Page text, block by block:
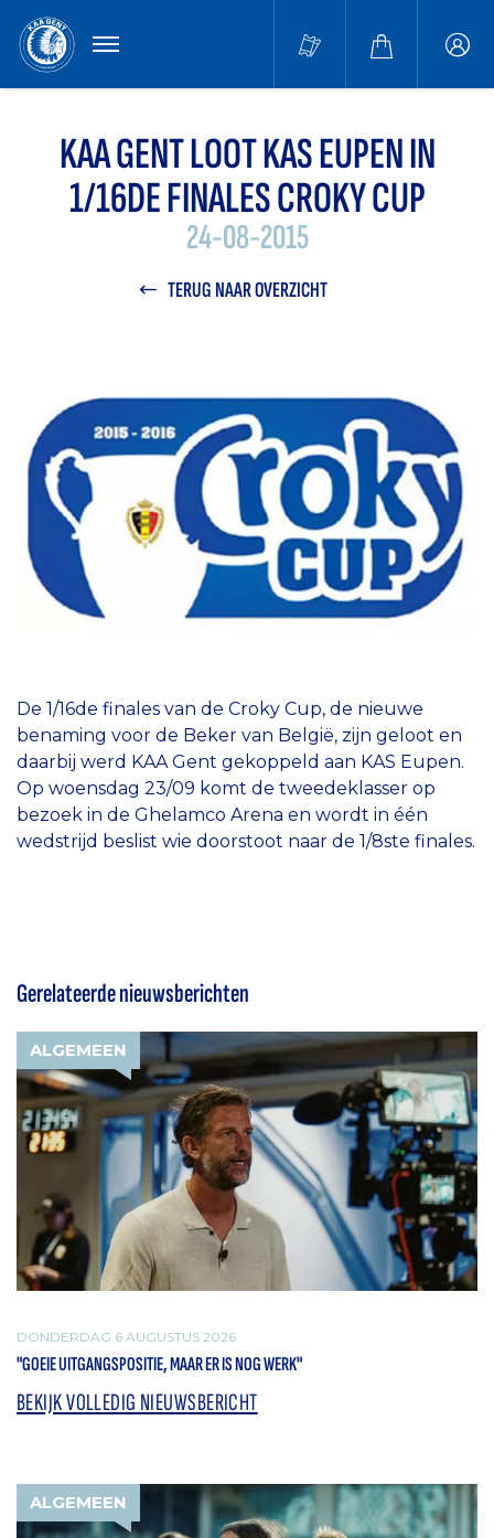
MENU
KAA GENT LOOT KAS EUPEN IN
1/16DE FINALES CROKY CUP
24-08-2015
TERUG NAAR OVERZICHT
De 1/16de finales van de Croky Cup, de nieuwe
benaming voor de Beker van België, zijn geloot en
daarbij werd KAA Gent gekoppeld aan KAS Eupen.
Op woensdag 23/09 komt de tweedeklasser op
bezoek in de Ghelamco Arena en wordt in één
wedstrijd beslist wie doorstoot naar de 1/8ste finales.
Gerelateerde nieuwsberichten
ALGEMEEN
DONDERDAG 6 AUGUSTUS 2026
"GOEIE UITGANGSPOSITIE, MAAR ER IS NOG WERK"
BEKIJK VOLLEDIG NIEUWSBERICHT
ALGEMEEN